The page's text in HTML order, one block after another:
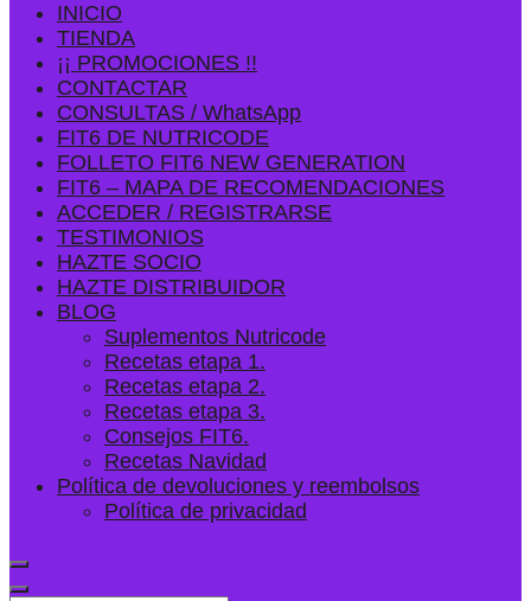
INICIO
TIENDA
¡¡ PROMOCIONES !!
CONTACTAR
CONSULTAS / WhatsApp
FIT6 DE NUTRICODE
FOLLETO FIT6 NEW GENERATION
FIT6 – MAPA DE RECOMENDACIONES
ACCEDER / REGISTRARSE
TESTIMONIOS
HAZTE SOCIO
HAZTE DISTRIBUIDOR
BLOG
Suplementos Nutricode
Recetas etapa 1.
Recetas etapa 2.
Recetas etapa 3.
Consejos FIT6.
Recetas Navidad
Política de devoluciones y reembolsos
Política de privacidad